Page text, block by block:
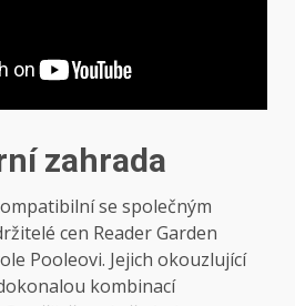
zahrada
se společným
cen Reader Garden
Pooleovi. Jejich okouzlující
kombinací